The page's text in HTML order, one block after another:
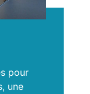
pour
une